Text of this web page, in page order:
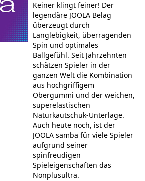
Keiner klingt feiner! Der
legendäre JOOLA Belag
überzeugt durch
Langlebigkeit, überragenden
Spin und optimales
Ballgefühl. Seit Jahrzehnten
schätzen Spieler in der
ganzen Welt die Kombination
aus hochgriffigem
Obergummi und der weichen,
superelastischen
Naturkautschuk-Unterlage.
Auch heute noch, ist der
JOOLA samba für viele Spieler
aufgrund seiner
spinfreudigen
Spieleigenschaften das
Nonplusultra.